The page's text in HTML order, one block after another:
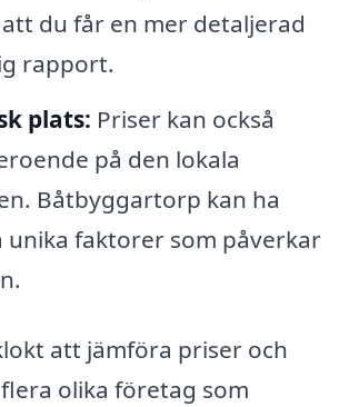
du får en mer detaljerad
rapport.
plats: Priser kan också
på den lokala
Båtbyggartorp kan ha
unika faktorer som påverkar
att jämföra priser och
olika företag som